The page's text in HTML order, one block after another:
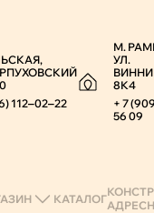
112‒02‒22
М.
УЛ.
8К4
+ 7
56 09
КАТАЛОГ